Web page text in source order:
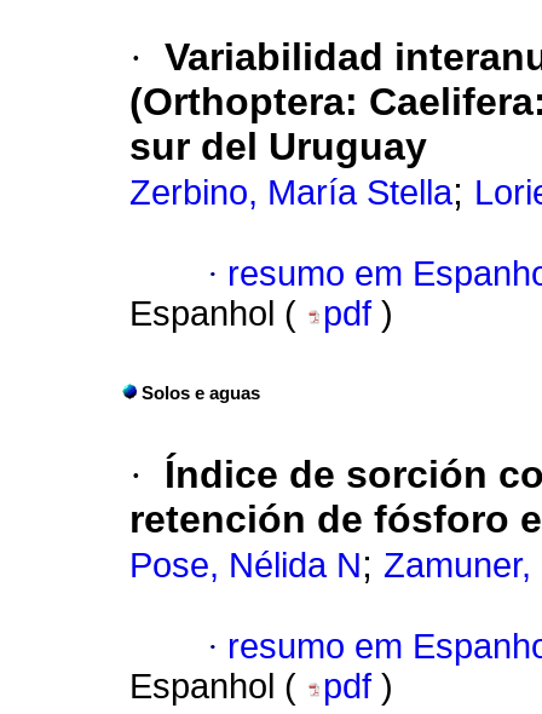
· Variabilidad
(Orthoptera:
sur del Uruguay
Zerbino, María Stella;
· resumo em
Espanhol (
pdf )
Solos e aguas
·
Índice de sorción
retención de fósforo
Pose, Nélida N;
· resumo em
Espanhol (
pdf )